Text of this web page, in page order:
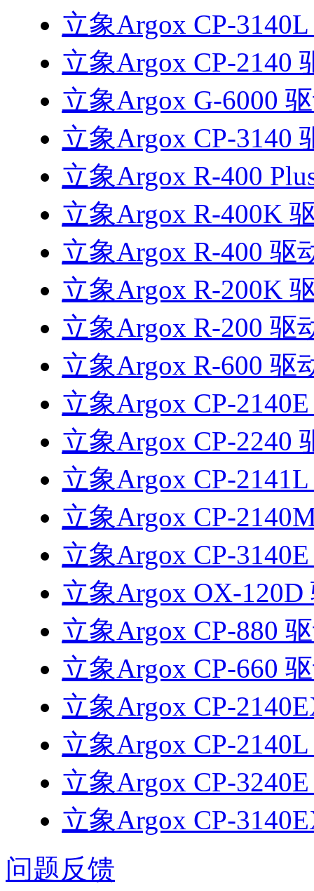
立象Argox CP-
立象Argox CP-2140
立象Argox G-6000
立象Argox CP-3140
立象Argox R-400
立象Argox R-400K
立象Argox R-400 驱
立象Argox R-200K
立象Argox R-200 驱
立象Argox R-600 驱
立象Argox CP-
立象Argox CP-2240
立象Argox CP-
立象Argox CP-
立象Argox CP-
立象Argox OX-120D
立象Argox CP-880
立象Argox CP-660
立象Argox CP-
立象Argox CP-
立象Argox CP-
立象Argox CP-
问题反馈